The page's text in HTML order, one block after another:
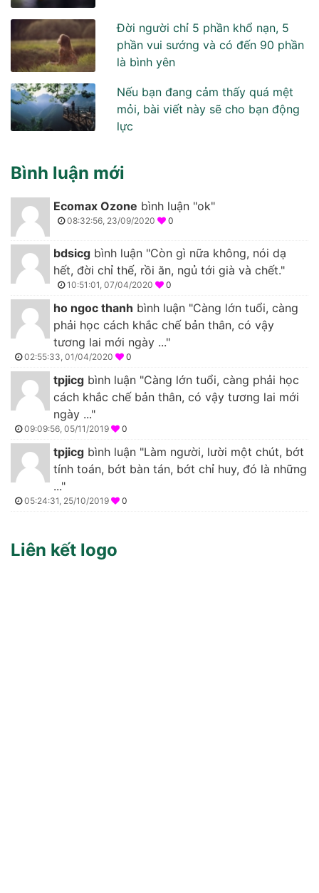
Đời người chỉ 5 phần khổ nạn, 5
phần vui sướng và có đến 90 phần
là bình yên
Nếu bạn đang cảm thấy quá mệt
mỏi, bài viết này sẽ cho bạn động
lực
Bình luận mới
Ecomax Ozone bình luận "ok"
08:32:56, 23/09/2020 0
bdsicg bình luận "Còn gì nữa không, nói dạ
hết, đời chỉ thế, rồi ăn, ngủ tới già và chết."
10:51:01, 07/04/2020 0
ho ngoc thanh bình luận "Càng lớn tuổi, càng
phải học cách khắc chế bản thân, có vậy
tương lai mới ngày ..."
02:55:33, 01/04/2020 0
tpjicg bình luận "Càng lớn tuổi, càng phải học
cách khắc chế bản thân, có vậy tương lai mới
ngày ..."
09:09:56, 05/11/2019 0
tpjicg bình luận "Làm người, lười một chút, bớt
tính toán, bớt bàn tán, bớt chỉ huy, đó là những
..."
05:24:31, 25/10/2019 0
Liên kết logo